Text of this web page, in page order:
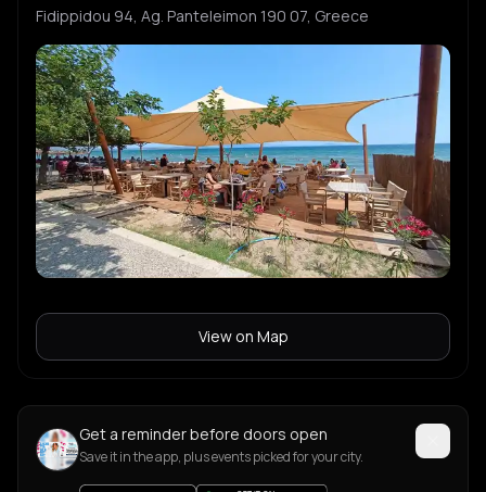
Fidippidou 94, Ag. Panteleimon 190 07, Greece
View on Map
Get a reminder before doors open
Save it in the app, plus events picked for your city.